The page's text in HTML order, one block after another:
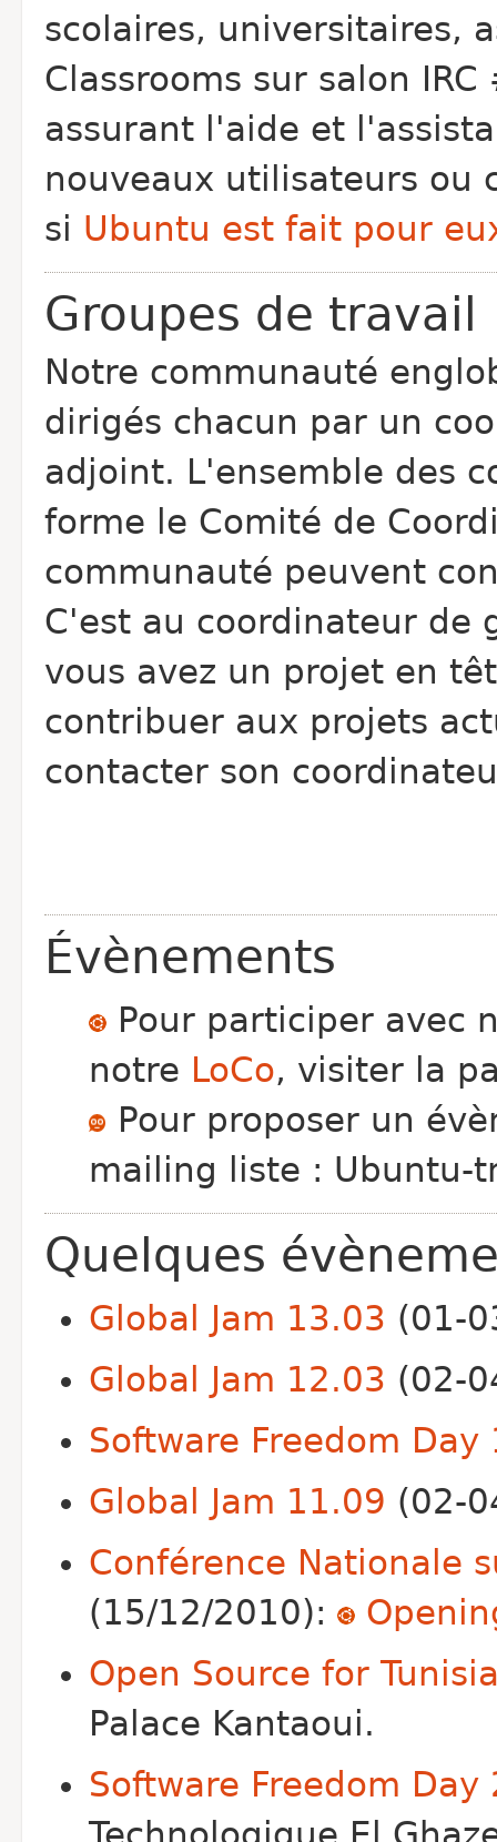
scolaires, universitaires,
Classrooms sur salon
assurant l'aide et
nouveaux utilisateurs ou
si Ubuntu est fait pour
Groupes de travail
Notre communauté
dirigés chacun par un
adjoint. L'ensemble des
forme le Comité de
communauté peuvent
C'est au coordinateur de
vous avez un projet en
contribuer aux projets
contacter son
Évènements
Pour participer avec
notre LoCo, visiter la
Pour proposer un
mailing liste : Ubuntu-
Quelques
Global Jam 13.03 (01-
Global Jam 12.03 (02-
Software Freedom Day
Global Jam 11.09 (02-
Conférence Nationale
(15/12/2010):
Open Source for
Palace Kantaoui.
Software Freedom Day